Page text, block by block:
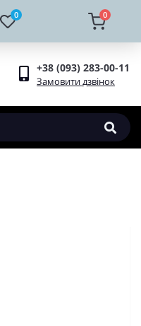
0 0
+38 (093) 283-00-11
Замовити дзвінок